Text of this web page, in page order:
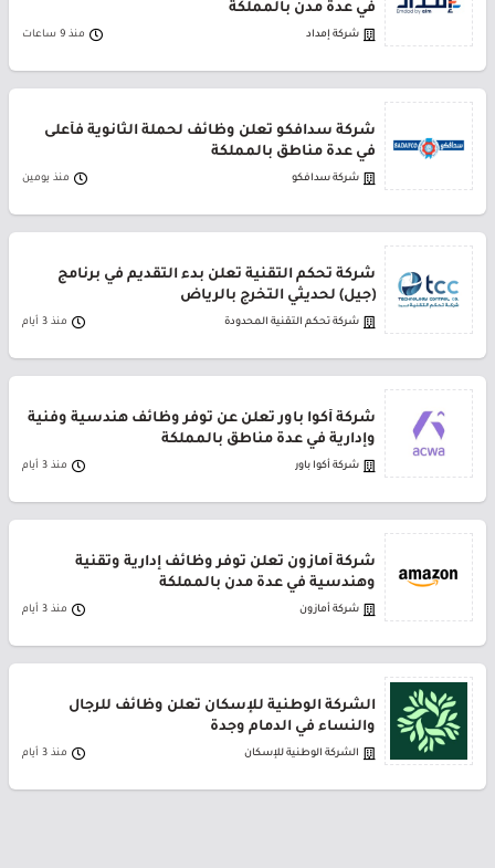
في عدة مدن بالمملكة
شركة إمداد منذ 9 ساعات
شركة سدافكو تعلن وظائف لحملة الثانوية فأعلى
في عدة مناطق بالمملكة
شركة سدافكو منذ يومين
شركة تحكم التقنية تعلن بدء التقديم في برنامج
(جيل) لحديثي التخرج بالرياض
شركة تحكم التقنية المحدودة منذ 3 أيام
شركة أكوا باور تعلن عن توفر وظائف هندسية وفنية
وإدارية في عدة مناطق بالمملكة
شركة أكوا باور منذ 3 أيام
شركة أمازون تعلن توفر وظائف إدارية وتقنية
وهندسية في عدة مدن بالمملكة
شركة أمازون منذ 3 أيام
الشركة الوطنية للإسكان تعلن وظائف للرجال
والنساء في الدمام وجدة
الشركة الوطنية للإسكان منذ 3 أيام